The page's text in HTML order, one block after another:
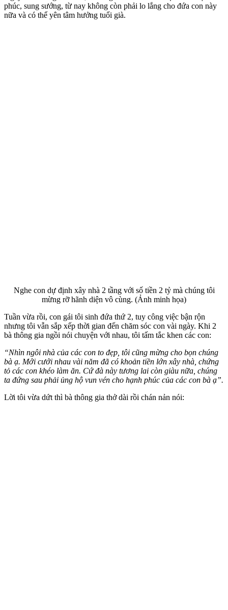
phúc, sung sướng, từ nay không còn phải lo lắng cho đứa con này
nữa và có thể yên tâm hưởng tuổi già.
Nghe con dự định xây nhà 2 tầng với số tiền 2 tỷ mà chúng tôi
mừng rỡ hãnh diện vô cùng. (Ảnh minh họa)
Tuần vừa rồi, con gái tôi sinh đứa thứ 2, tuy công việc bận rộn
nhưng tôi vẫn sắp xếp thời gian đến chăm sóc con vài ngày. Khi 2
bà thông gia ngồi nói chuyện với nhau, tôi tấm tắc khen các con:
“Nhìn ngôi nhà của các con to đẹp, tôi cũng mừng cho bọn chúng
bà ạ. Mới cưới nhau vài năm đã có khoản tiền lớn xây nhà, chứng
tỏ các con khéo làm ăn. Cứ đà này tương lai còn giàu nữa, chúng
ta đứng sau phải ủng hộ vun vén cho hạnh phúc của các con bà ạ”.
Lời tôi vừa dứt thì bà thông gia thở dài rồi chán nản nói: